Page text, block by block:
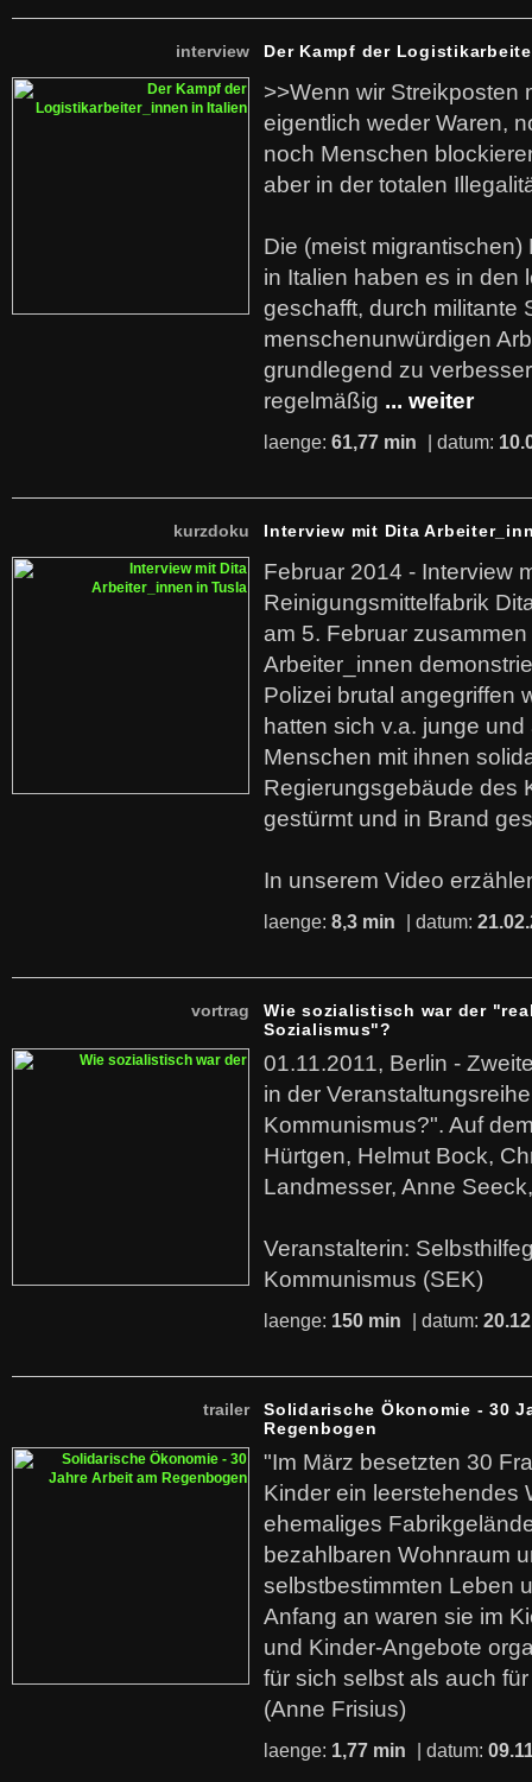
interview Der Kampf der
>>Wenn wir Streikposten
eigentlich weder Waren,
noch Menschen
aber in der totalen
Die (meist
in Italien haben es in den
geschafft, durch militante
menschenunwürdigen
grundlegend zu
regelmäßig ... weiter
laenge: 61,77 min | datum:
kurzdoku Interview mit Dita
Februar 2014 - Interview
Reinigungsmittelfabrik
am 5. Februar
Arbeiter_innen
Polizei brutal angegriffen
hatten sich v.a. junge
Menschen mit ihnen
Regierungsgebäude des
gestürmt und in Brand
In unserem Video
laenge: 8,3 min | datum:
vortrag
Wie sozialistisch war der
Sozialismus"?
01.11.2011, Berlin -
in der
Kommunismus?". Auf
Hürtgen, Helmut Bock,
Landmesser, Anne
Veranstalterin:
Kommunismus (SEK)
laenge: 150 min | datum:
trailer
Solidarische Ökonomie - 30
Regenbogen
"Im März besetzten 30
Kinder ein leerstehendes
ehemaliges
bezahlbaren Wohnraum
selbstbestimmten Leben
Anfang an waren sie im
und Kinder-Angebote
für sich selbst als auch
(Anne Frisius)
laenge: 1,77 min | datum: